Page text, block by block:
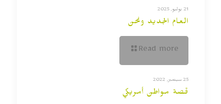
21 يوليو, 2025
العام الجديد ونحن
Read more
25 سبتمبر, 2022
قصة مواطن أمريكي